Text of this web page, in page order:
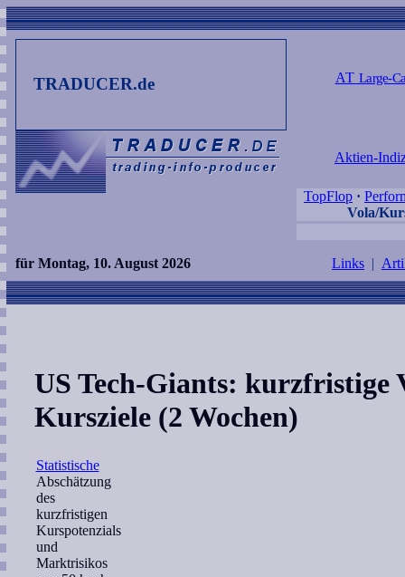
TRADUCER.de AT Large-
Aktien-
TopFlop ·
Vola/
für Montag, 10. August 2026 Links |
US Tech-Giants: kurzfristige
Kursziele (2 Wochen)
Statistische
Abschätzung
des
kurzfristigen
Kurspotenzials
und
Marktrisikos